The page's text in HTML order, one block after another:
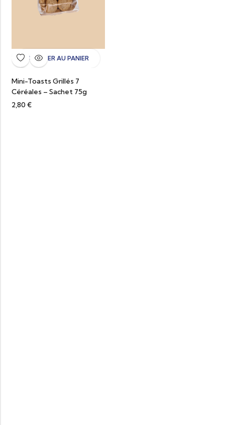
AJOUTER AU PANIER
Mini-Toasts Grillés 7
Céréales – Sachet 75g
2,80 €